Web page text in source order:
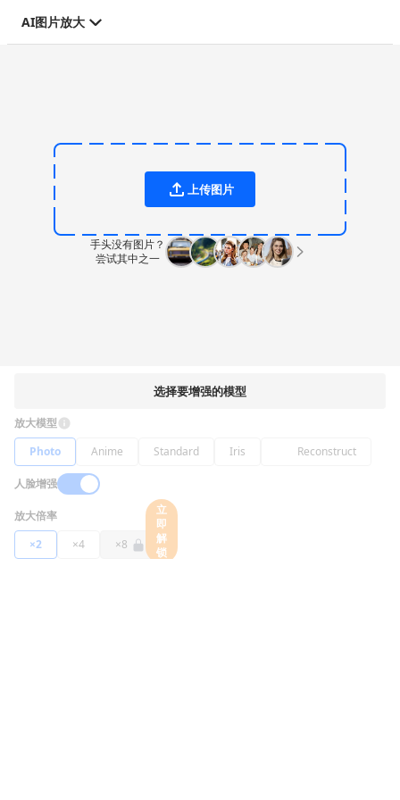
AI图片放大
选择要增强的模型
放大模型
Photo
Anime Standard Iris Reconstruct
人脸增强
放大倍率
×2
×4 ×8
立
即
解
锁
上传图片
手头没有图片？
尝试其中之一